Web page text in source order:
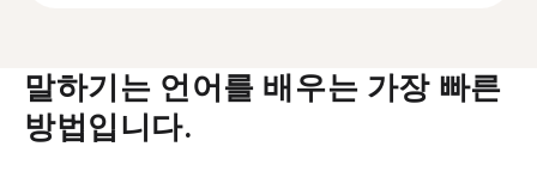
말하기는 언어를 배우는 가장 빠른
방법입니다.